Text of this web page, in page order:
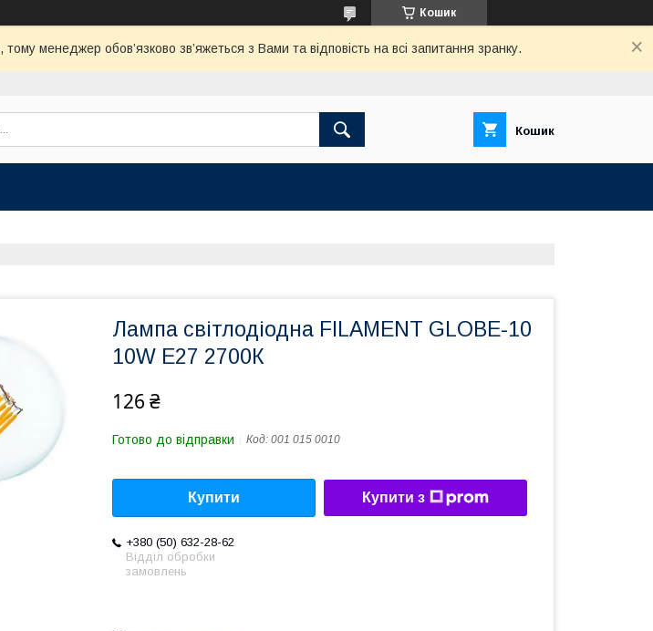
Кошик
менеджер обов’язково зв’яжеться з Вами та відповість на всі запитання зранку.
Кошик
Лампа світлодіодна FILAMENT GLOBE-10
10W Е27 2700К
126 ₴
Готово до відправки Код: 001 015 0010
Купити Купити з
+380 (50) 632-28-62
Відділ обробки
замовлень